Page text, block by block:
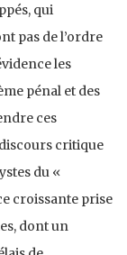
qui
pas de l’ordre
les
pénal et des
ces
critique
du «
croissante prise
dont un